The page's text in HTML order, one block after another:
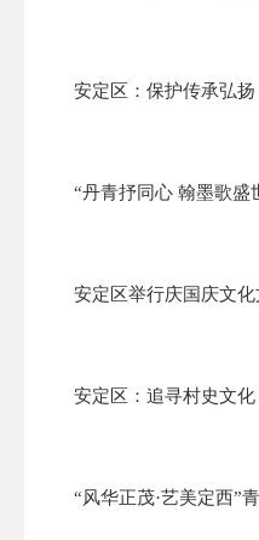
“丹青抒同心 翰墨歌盛